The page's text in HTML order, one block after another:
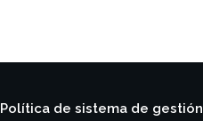
Política de sistema de gestión